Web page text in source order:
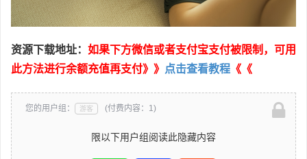
资源下载地址： 如果下方微信或者支付宝支付被限制，可用
此方法进行余额充值再支付》》 点击查看教程 《《
您的用户组： 游客 (付费内容：1)
限以下用户组阅读此隐藏内容